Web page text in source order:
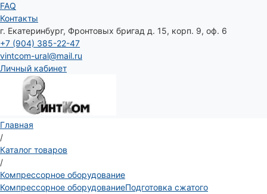
FAQ
Контакты
г. Екатеринбург, Фронтовых бригад д. 15, корп. 9, оф. 6
+7 (904) 385-22-47
vintcom-ural@mail.ru
Личный кабинет
Главная
/
Каталог товаров
/
Компрессорное оборудование
Компрессорное оборудованиеПодготовка сжатого